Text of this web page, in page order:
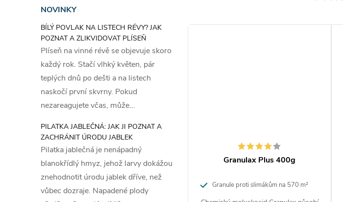
NOVINKY
BÍLÝ POVLAK NA LISTECH RÉVY? JAK
POZNAT A ZLIKVIDOVAT PLÍSEŇ
Plíseň na vinné révě se objevuje skoro
každý rok. Stačí vlhký květen, pár
teplých dnů po dešti a na listech
naskočí první skvrny. Pokud
nezareagujete včas, může...
PILATKA JABLEČNÁ: JAK JI POZNAT A
ZACHRÁNIT ÚRODU JABLEK
Pilatka jablečná je nenápadný
blanokřídlý hmyz, jehož larvy dokážou
znehodnotit úrodu jablek dříve, než
vůbec dozraje. Napadené plody
Návnadové granule s obsahem
koncentraci: 9,9 g/kg
Balení
Granulax Plus 400g
Granule proti slimákům na 570 m²